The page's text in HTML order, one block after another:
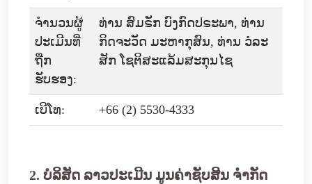
ຈໍານວນຜູ້
ປະເມີນທີ່
ຖືກ
ຮັບຮອງ:
ທ່ານ ສົມຣັກ ບົງກົດປຣະພາ, ທ່ານ
ກິດຈະວັດ ມະຫາກຸສົນ, ທ່ານ ວໍລະ
ສັກ ໂຊຕິສະແລ້ມສະກຸນໄຊ
ເບີໂທ: +66 (2) 5530-4333
2. ບໍລິສັດ ລາວປະເມີນ ມູນຄ່າຊັບສິນ ຈໍາກັດ